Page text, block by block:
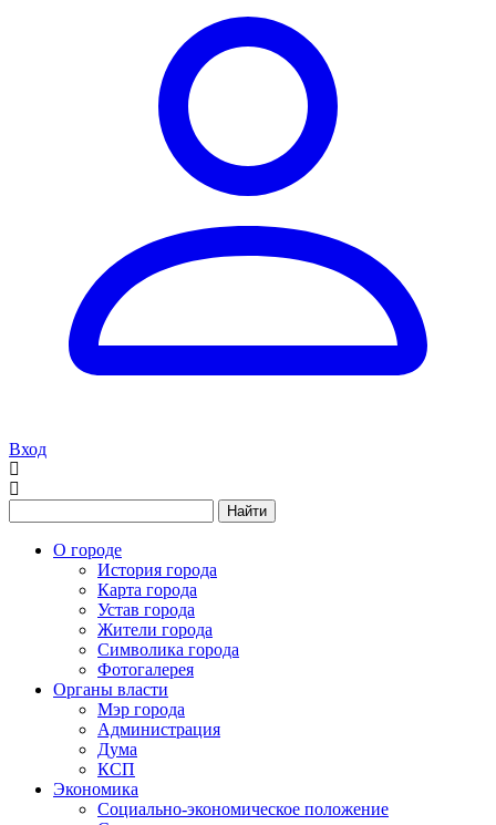
Вход
Найти
О городе
История города
Карта города
Устав города
Жители города
Символика города
Фотогалерея
Органы власти
Мэр города
Администрация
Дума
КСП
Экономика
Социально-экономическое положение